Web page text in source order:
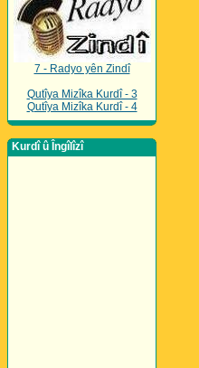
7 - Radyo yên Zindî
Qutîya Mizîka Kurdî - 3
Qutîya Mizîka Kurdî - 4
Kurdî û Îngîlîzî